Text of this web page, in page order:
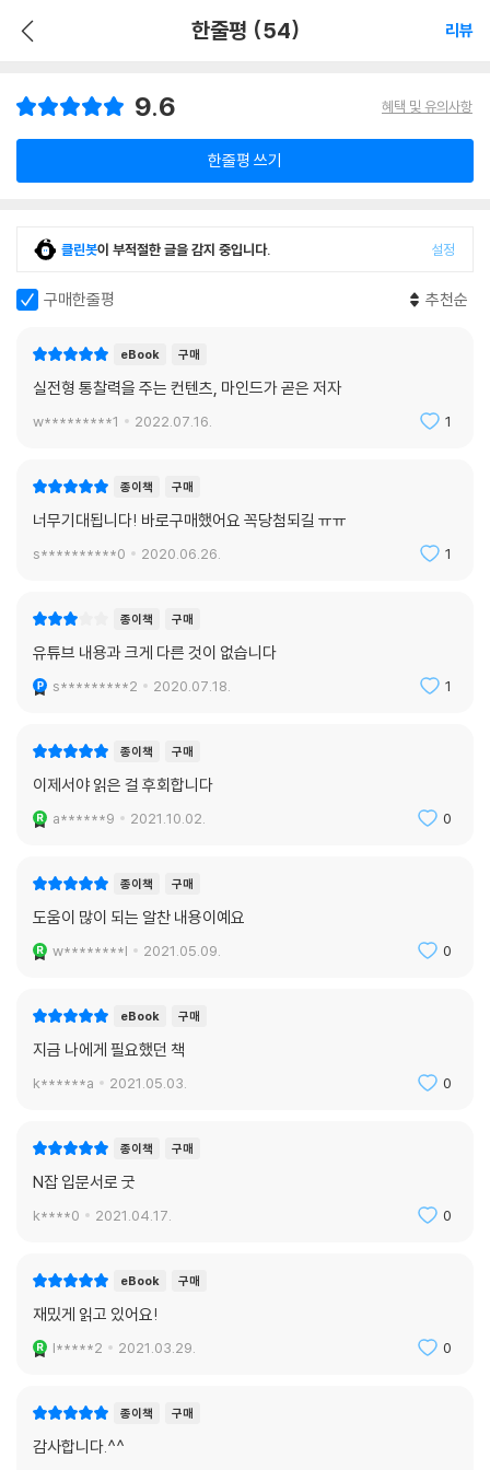
한줄평 (54) 리뷰
9.6 혜택 및 유의사항
한줄평 쓰기
클린봇이 부적절한 글을 감지 중입니다. 설정
구매한줄평 추천순
eBook 구매
실전형 통찰력을 주는 컨텐츠, 마인드가 곧은 저자
w*********1 2022.07.16. 1
종이책 구매
너무기대됩니다! 바로구매했어요 꼭당첨되길 ㅠㅠ
s**********0 2020.06.26. 1
종이책 구매
유튜브 내용과 크게 다른 것이 없습니다
s*********2 2020.07.18. 1
종이책 구매
이제서야 읽은 걸 후회합니다
a******9 2021.10.02. 0
종이책 구매
도움이 많이 되는 알찬 내용이예요
w********l 2021.05.09. 0
eBook 구매
지금 나에게 필요했던 책
k******a 2021.05.03. 0
종이책 구매
N잡 입문서로 굿
k****0 2021.04.17. 0
eBook 구매
재밌게 읽고 있어요!
l*****2 2021.03.29. 0
종이책 구매
감사합니다.^^